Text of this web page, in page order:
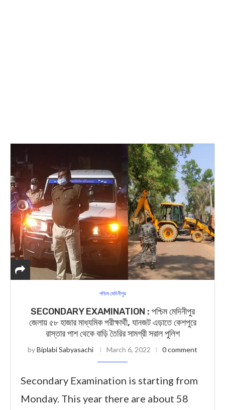
পশ্চিম মেদিনীপুর
SECONDARY EXAMINATION : পশ্চিম মেদিনীপুর
জেলায় ৫৮ হাজার মাধ্যমিক পরীক্ষার্থী, যানজট এড়াতে কেশপুরে
রাস্তার পাশ থেকে বাড়ি তৈরির সামগ্রী সরাল পুলিশ
byBiplabi Sabyasachi March 6, 2022 0 comment
Secondary Examination is starting from
Monday. This year there are about 58